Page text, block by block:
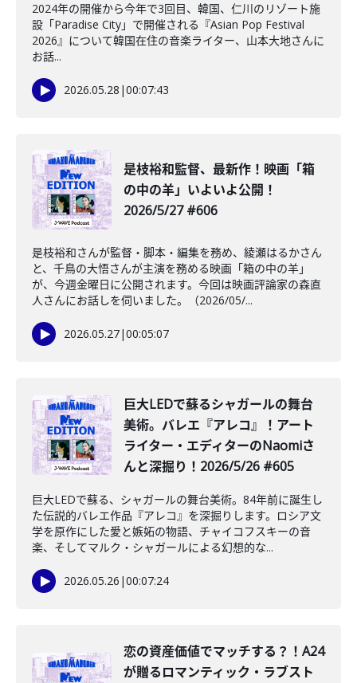
2024年の開催から今年で3回目、韓国、仁川のリゾート施
設「Paradise City」で開催される『Asian Pop Festival
2026』について韓国在住の音楽ライター、山本大地さんに
お話...
2026.05.28 |00:07:43
是枝裕和監督、最新作！映画「箱
の中の羊」いよいよ公開！
2026/5/27 #606
是枝裕和さんが監督・脚本・編集を務め、綾瀬はるかさん
と、千鳥の大悟さんが主演を務める映画「箱の中の羊」
が、今週金曜日に公開されます。今回は映画評論家の森直
人さんにお話しを伺いました。（2026/05/...
2026.05.27|00:05:07
️巨大LEDで蘇るシャガールの舞台
美術。バレエ『アレコ』！アート
ライター・エディターのNaomiさ
んと深掘り！2026/5/26 #605
巨大LEDで蘇る、シャガールの舞台美術。84年前に誕生し
た伝説的バレエ作品『アレコ』を深掘りします。ロシア文
学を原作にした愛と嫉妬の物語、チャイコフスキーの音
楽、そしてマルク・シャガールによる幻想的な...
2026.05.26 |00:07:24
️恋の資産価値でマッチする？！A24
が贈るロマンティック・ラブスト